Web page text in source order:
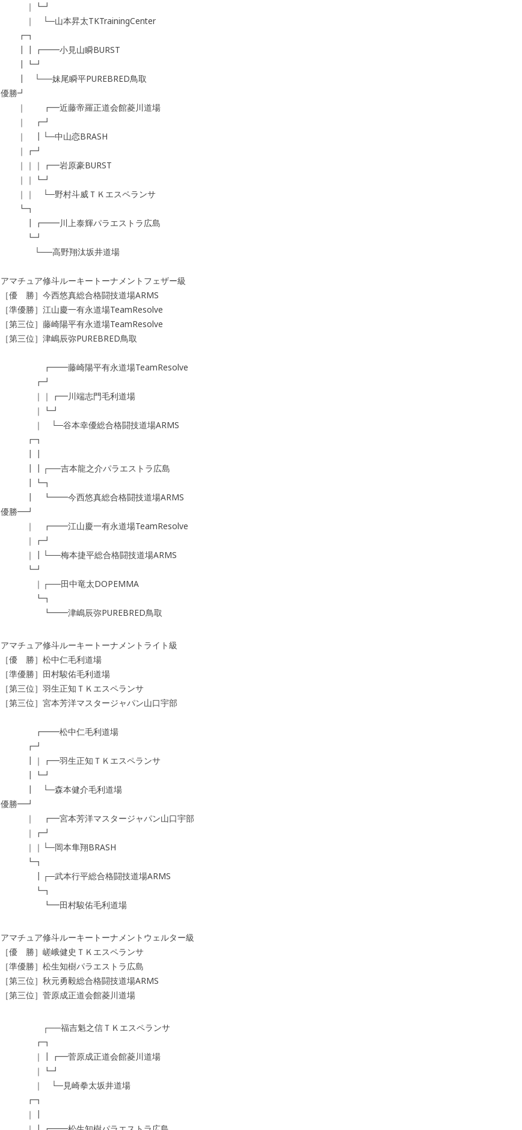
｜┗┛
｜ └─山本昇太TKTrainingCenter
┏┓
┃┃┏━━小見山瞬BURST
┃┗┛
┃ └──妹尾瞬平PUREBRED鳥取
優勝┛
｜ ┏━近藤帝羅正道会館菱川道場
｜ ┏┛
｜ ┃└─中山恋BRASH
｜┏┛
｜｜｜┏━岩原豪BURST
｜｜┗┛
｜｜ └─野村斗威ＴＫエスペランサ
┗┓
┃┏━━川上泰輝パラエストラ広島
┗┛
└──高野翔汰坂井道場
アマチュア修斗ルーキートーナメントフェザー級
［優 勝］今西悠真総合格闘技道場ARMS
［準優勝］江山慶一有永道場TeamResolve
［第三位］藤崎陽平有永道場TeamResolve
［第三位］津嶋辰弥PUREBRED鳥取
┏━━藤崎陽平有永道場TeamResolve
┏┛
｜｜┏━川端志門毛利道場
｜┗┛
｜ └─谷本幸優総合格闘技道場ARMS
┏┓
┃┃
┃┃┌──吉本龍之介パラエストラ広島
┃┗┓
┃ ┗━━今西悠真総合格闘技道場ARMS
優勝━┛
｜ ┏━━江山慶一有永道場TeamResolve
｜┏┛
｜┃└──梅本捷平総合格闘技道場ARMS
┗┛
｜┌──田中竜太DOPEMMA
┗┓
┗━━津嶋辰弥PUREBRED鳥取
アマチュア修斗ルーキートーナメントライト級
［優 勝］松中仁毛利道場
［準優勝］田村駿佑毛利道場
［第三位］羽生正知ＴＫエスペランサ
［第三位］宮本芳洋マスタージャパン山口宇部
┏━━松中仁毛利道場
┏┛
┃｜┏━羽生正知ＴＫエスペランサ
┃┗┛
┃ └─森本健介毛利道場
優勝━┛
｜ ┏━宮本芳洋マスタージャパン山口宇部
｜┏┛
｜｜└─岡本隼翔BRASH
┗┓
┃┌─武本行平総合格闘技道場ARMS
┗┓
┗━田村駿佑毛利道場
アマチュア修斗ルーキートーナメントウェルター級
［優 勝］嵯峨健史ＴＫエスペランサ
［準優勝］松生知樹パラエストラ広島
［第三位］秋元勇毅総合格闘技道場ARMS
［第三位］菅原成正道会館菱川道場
┌──福吉魁之信ＴＫエスペランサ
┏┓
｜┃┏━菅原成正道会館菱川道場
｜┗┛
｜ └─見崎拳太坂井道場
┏┓
｜┃